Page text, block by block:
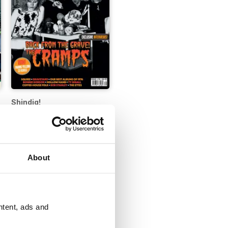
About
ads and
Shindig!
12 months per€42,99
Risparmiare49%